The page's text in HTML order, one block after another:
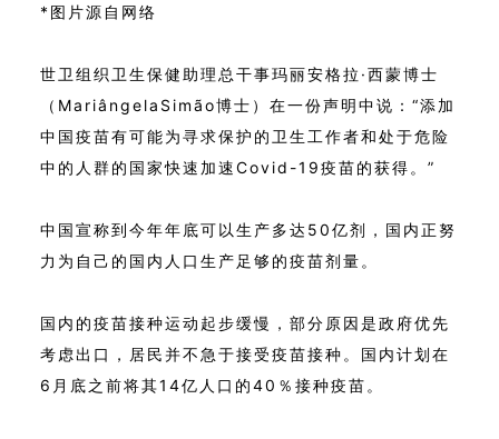
*图片源自网络
世卫组织卫生保健助理总干事玛丽安格拉·西蒙博士
（MariângelaSimão博士）在一份声明中说：“添加
中国疫苗有可能为寻求保护的卫生工作者和处于危险
中的人群的国家快速加速Covid-19疫苗的获得。”
中国宣称到今年年底可以生产多达50亿剂，国内正努
力为自己的国内人口生产足够的疫苗剂量。
国内的疫苗接种运动起步缓慢，部分原因是政府优先
考虑出口，居民并不急于接受疫苗接种。国内计划在
6月底之前将其14亿人口的40％接种疫苗。